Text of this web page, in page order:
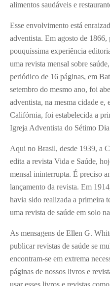
alimentos saudáveis e
Esse envolvimento está
adventista. Em agosto de
pouquíssima experiência
uma revista mensal sobre
periódico de 16 páginas, em
setembro do mesmo ano, foi
adventista, na mesma cidade
Califórnia, foi estabelecida a
Igreja Adventista do Sétimo
Aqui no Brasil, desde 1939, a
edita a revista Vida e Saúde,
mensal ininterrupta. É preciso
lançamento da revista. Em
havia sido realizada a primeira
uma revista de saúde em solo
As mensagens de Ellen G.
publicar revistas de saúde se
encontram-se em extrema
páginas de nossos livros e